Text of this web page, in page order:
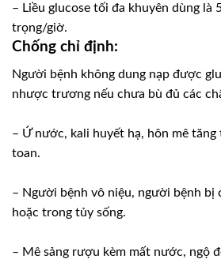
– Liều glucose tối đa khuyên dùng là
trọng/giờ.
Chống chỉ định:
Người bệnh không dung nạp được
nhược trương nếu chưa bù đủ các
– Ứ nước, kali huyết hạ, hôn mê tăng
toan.
– Người bệnh vô niệu, người bệnh bị
hoặc trong tủy sống.
– Mê sảng rượu kèm mất nước, ngộ